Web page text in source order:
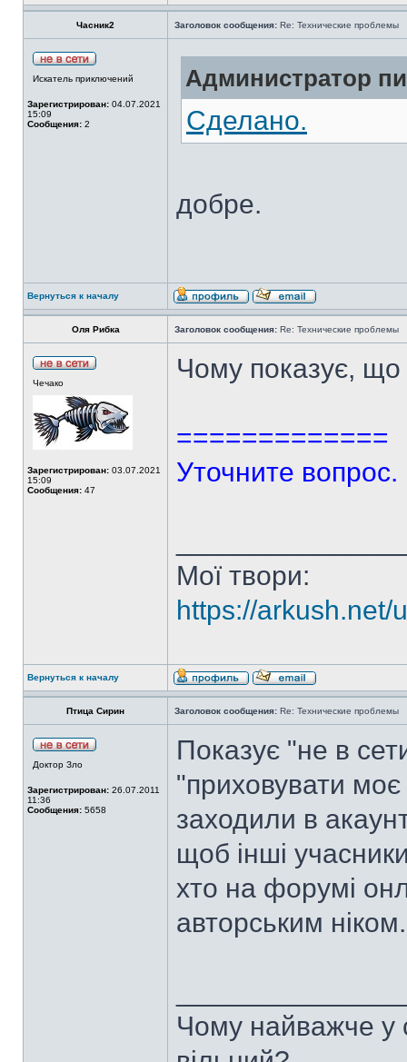
Часник2 Заголовок сообщения: Re: Технические проблемы
Искатель приключений
Зарегистрирован: 04.07.2021
15:09
Сообщения: 2
Администратор
Сделано.
добре.
Вернуться к началу
Оля Рибка Заголовок сообщения: Re: Технические проблемы
Чечако
Зарегистрирован: 03.07.2021
15:09
Сообщения: 47
Чому показує,
=============
Уточните вопрос.
Мої твори:
https://arkush.net/
Вернуться к началу
Птица Сирин Заголовок сообщения: Re: Технические проблемы
Доктор Зло
Зарегистрирован: 26.07.2011
11:36
Сообщения: 5658
Показує "не в
"приховувати
заходили в
щоб інші
хто на форумі
авторським
Чому найважче у